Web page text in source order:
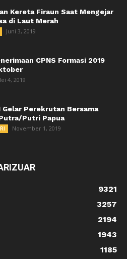
Kereta Firaun Saat Mengejar
di Laut Merah
Juni 3, 2019
CPNS Formasi 2019
4, 2019
Gelar Perekrutan Bersama
Putri Papua
November 1, 2019
9321
3257
2194
1943
1185